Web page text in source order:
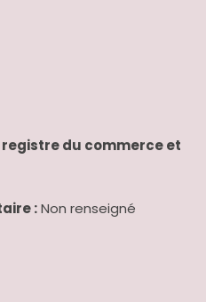
du commerce et
:Non renseigné